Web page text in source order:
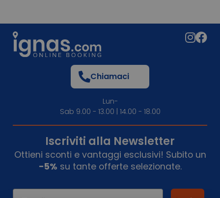
Chiamaci
Lun-
Sab 9.00 - 13.00 | 14.00 - 18.00
Iscriviti alla Newsletter
Ottieni sconti e vantaggi esclusivi! Subito un
-5% su tante offerte selezionate.
Email